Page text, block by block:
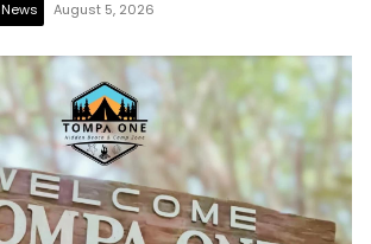
News August 5, 2026